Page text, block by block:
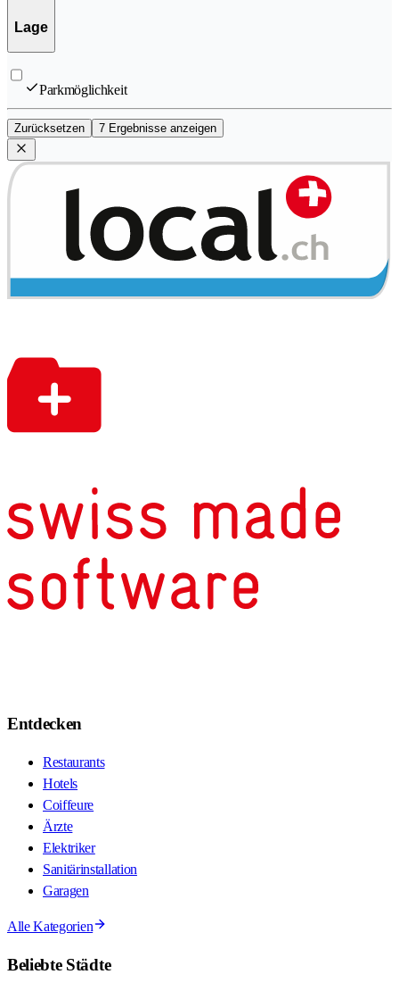
Lage
Parkmöglichkeit
Zurücksetzen 7 Ergebnisse anzeigen
Entdecken
Restaurants
Hotels
Coiffeure
Ärzte
Elektriker
Sanitärinstallation
Garagen
Alle Kategorien
Beliebte Städte